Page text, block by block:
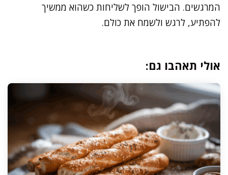
המרגשים. הבישול הופך לשליחות כשהוא ממשיך
להפתיע, לרגש ולשמח את כולם.
אולי תאהבו גם: